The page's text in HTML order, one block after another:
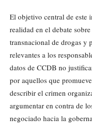
El objetivo central de este
realidad en el debate
transnacional de drogas y
relevantes a los
datos de CCDB no
por aquellos que
describir el crimen
argumentar en contra de
negociado hacia la